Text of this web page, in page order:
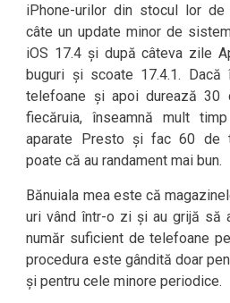
iPhone-urilor din stocul lor
câte un update minor de
iOS 17.4 și după câteva zile
buguri și scoate 17.4.1. Dacă
telefoane și apoi durează 30
fiecăruia, înseamnă mult
aparate Presto și fac 60 de
poate că au randament mai bun.
Bănuiala mea este că
uri vând într-o zi și au grijă să
număr suficient de telefoane
procedura este gândită doar
și pentru cele minore periodice.